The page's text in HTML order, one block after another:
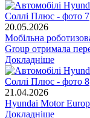
20.05.2026
Мобільна
Group отримала
Докладніше
21.04.2026
Hyundai Motor
Докладніше